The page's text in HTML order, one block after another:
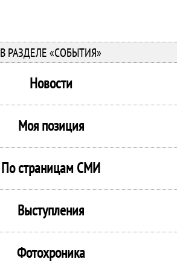
В РАЗДЕЛЕ «СОБЫТИЯ»
Новости
Моя позиция
По страницам СМИ
Выступления
Фотохроника